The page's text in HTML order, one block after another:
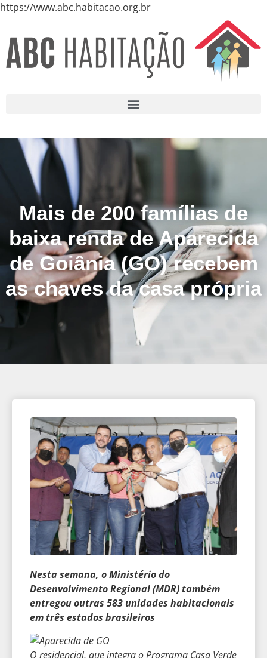
https://www.abc.habitacao.org.br
Mais de 200 famílias de
baixa renda de Aparecida
de Goiânia (GO) recebem
as chaves da casa própria
Nesta semana, o Ministério do
Desenvolvimento Regional (MDR) também
entregou outras 583 unidades habitacionais
em três estados brasileiros
O residencial, que integra o Programa Casa Verde